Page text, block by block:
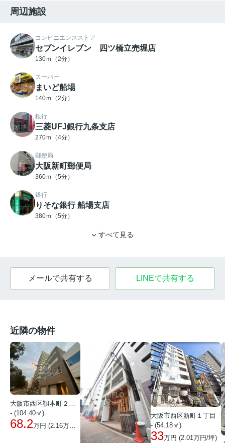
周辺施設
コンビニエンスストア
セブンイレブン 四ツ橋立売堀店
130ｍ（2分）
スーパー
まいど船場
140ｍ（2分）
銀行
三菱UFJ銀行九条支店
270ｍ（4分）
郵便局
大阪新町郵便局
360ｍ（5分）
銀行
りそな銀行 船場支店
380ｍ（5分）
すべて見る
メールで共有する LINEで共有する
近隣の物件
- (104.40㎡)
68.2万円 (2.16万円/坪)
大阪市西区新町１丁目
- (54.18㎡)
33万円 (2.01万円/坪)